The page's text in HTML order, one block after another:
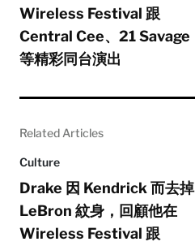
Wireless Festival 跟
Central Cee、21 Savage
等精彩同台演出
Related Articles
Culture
Drake 因 Kendrick 而去掉
LeBron 紋身，回顧他在
Wireless Festival 跟